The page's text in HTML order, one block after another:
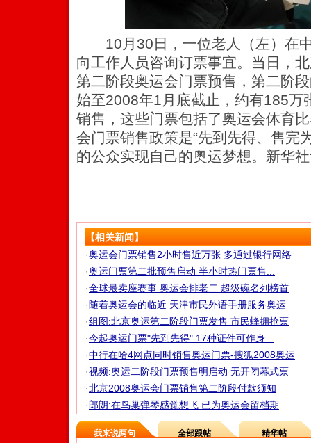
10月30日，一位老人（左）在中
向工作人员咨询订票事宜。当日，
第二阶段奥运会门票预售，第二阶
始至2008年1月底截止，约有185万
销售，这些门票包括了奥运会体育
会门票销售政策是“先到先得、售完
的公众实现自己的奥运梦想。新华
【相关新闻】
·奥运会门票销售2小时售近万张 多通过银行网络
·奥运门票第二批预售启动 半小时热门票售...
·全球最卖座赛事:奥运会排老二 超级碗名列榜首
·随着奥运会的临近 天津市民外语手册服务奥运
·组图:北京奥运第二阶段门票发售 市民蜂拥抢票
·今起奥运门票"先到先得" 17种证件可作身...
·中行在哈4网点同时销售奥运门票-搜狐2008奥运
·视频:奥运二阶段门票预售明启动 无开闭幕式票
·北京2008奥运会门票销售第二阶段付款须知
·郎朗:在鸟巢弹琴感觉想飞 已为奥运会留档期
我来说两句 全部跟帖 精华帖